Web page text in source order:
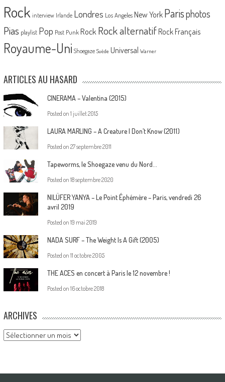
Rock interview Irlande Londres Los Angeles New York Parisphotos
Pias playlist Pop Post Punk Rock Rock alternatif Rock Français
Royaume-Uni Shoegaze Suède Universal Warner
ARTICLES AU HASARD
CINERAMA – Valentina (2015)
Posted on 1 juillet 2015
LAURA MARLING – A Creature I Don’t Know (2011)
Posted on 27 septembre 2011
Tapeworms, le Shoegaze venu du Nord…
Posted on 18 septembre 2020
NILÜFER YANYA – Le Point Éphémère – Paris, vendredi 26
avril 2019
Posted on 19 mai 2019
NADA SURF – The Weight Is A Gift (2005)
Posted on 11 octobre 2005
THE ACES en concert à Paris le 12 novembre !
Posted on 16 octobre 2018
ARCHIVES
Archives